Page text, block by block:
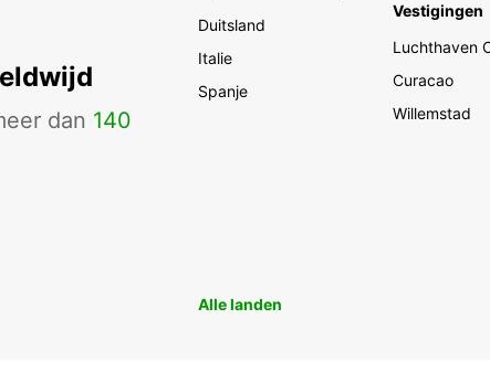
dan 140
Duitsland
Italie
Spanje
Vestigingen
Luchthaven
Curacao
Willemstad
Alle landen